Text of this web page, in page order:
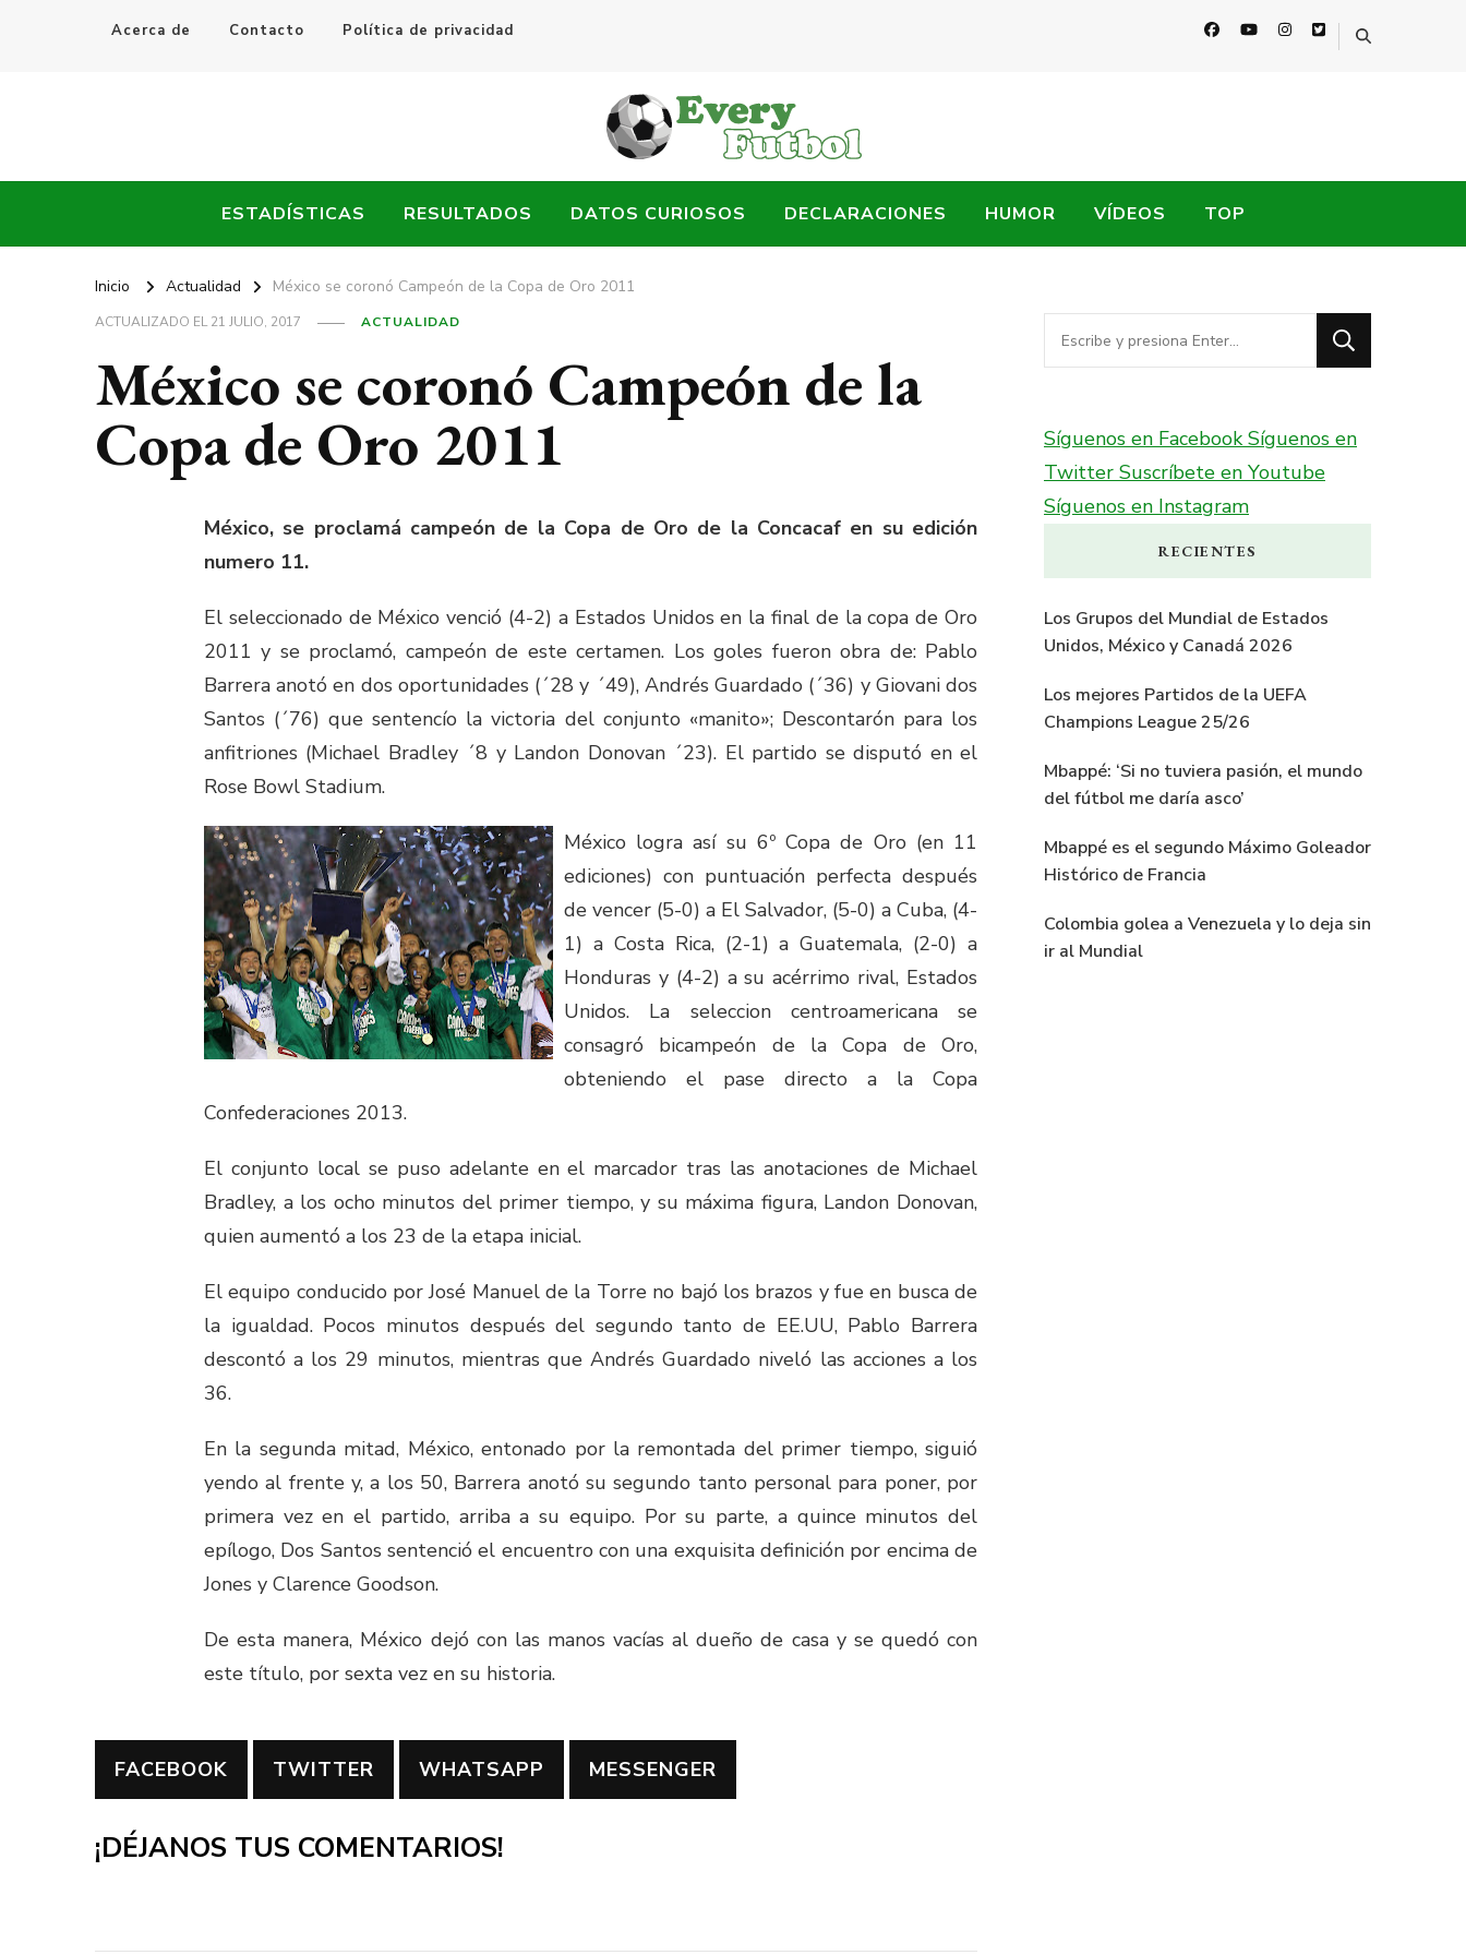
Acerca de Contacto Política de privacidad
Every Fútbol
ESTADÍSTICAS RESULTADOS DATOS CURIOSOS DECLARACIONES HUMOR VÍDEOS TOP
Inicio Actualidad México se coronó Campeón de la Copa de Oro 2011
ACTUALIZADO EL21 JULIO, 2017 ACTUALIDAD
México se coronó Campeón de la
Copa de Oro 2011
México, se proclamá campeón de la Copa de Oro de la Concacaf en su edición
numero 11.
El seleccionado de México venció (4-2) a Estados Unidos en la final de la copa de Oro
2011 y se proclamó, campeón de este certamen. Los goles fueron obra de: Pablo
Barrera anotó en dos oportunidades (´28 y ´49), Andrés Guardado (´36) y Giovani dos
Santos (´76) que sentencío la victoria del conjunto «manito»; Descontarón para los
anfitriones (Michael Bradley ´8 y Landon Donovan ´23). El partido se disputó en el
Rose Bowl Stadium.
México logra así su 6º Copa de Oro (en 11
ediciones) con puntuación perfecta después
de vencer (5-0) a El Salvador, (5-0) a Cuba, (4-
1) a Costa Rica, (2-1) a Guatemala, (2-0) a
Honduras y (4-2) a su acérrimo rival, Estados
Unidos. La seleccion centroamericana se
consagró bicampeón de la Copa de Oro,
obteniendo el pase directo a la Copa
Confederaciones 2013.
El conjunto local se puso adelante en el marcador tras las anotaciones de Michael
Bradley, a los ocho minutos del primer tiempo, y su máxima figura, Landon Donovan,
quien aumentó a los 23 de la etapa inicial.
El equipo conducido por José Manuel de la Torre no bajó los brazos y fue en busca de
la igualdad. Pocos minutos después del segundo tanto de EE.UU, Pablo Barrera
descontó a los 29 minutos, mientras que Andrés Guardado niveló las acciones a los
36.
En la segunda mitad, México, entonado por la remontada del primer tiempo, siguió
yendo al frente y, a los 50, Barrera anotó su segundo tanto personal para poner, por
primera vez en el partido, arriba a su equipo. Por su parte, a quince minutos del
epílogo, Dos Santos sentenció el encuentro con una exquisita definición por encima de
Jones y Clarence Goodson.
De esta manera, México dejó con las manos vacías al dueño de casa y se quedó con
este título, por sexta vez en su historia.
FACEBOOK TWITTER WHATSAPP MESSENGER
¡DÉJANOS TUS COMENTARIOS!
¿Buscas
algo?
Síguenos en FacebookSíguenos en
Twitter Suscríbete en Youtube
Síguenos en Instagram
RECIENTES
Los Grupos del Mundial de Estados
Unidos, México y Canadá 2026
Los mejores Partidos de la UEFA
Champions League 25/26
Mbappé: ‘Si no tuviera pasión, el mundo
del fútbol me daría asco’
Mbappé es el segundo Máximo Goleador
Histórico de Francia
Colombia golea a Venezuela y lo deja sin
ir al Mundial